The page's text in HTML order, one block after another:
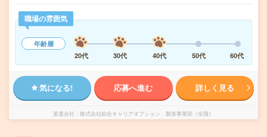
職場の雰囲気
年齢層
20代
30代 40代 50代 60代
気になる! 応募へ進む 詳しく見る
派遣会社 株式会社綜合キャリアオプション 製造事業部（全国）